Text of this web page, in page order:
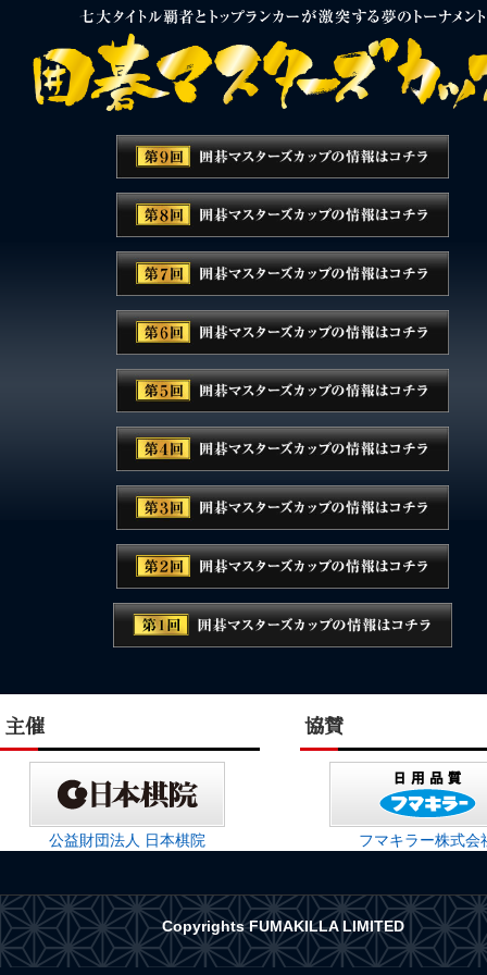
主催
公益財団法人 日本棋院
協賛
フマキラー株式会
Copyrights FUMAKILLA LIMITED